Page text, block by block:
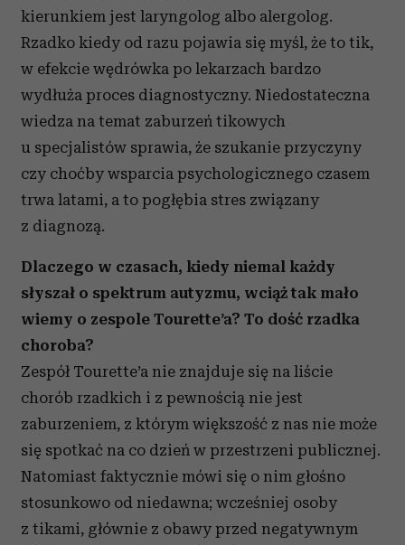
kierunkiem jest laryngolog albo alergolog.
Rzadko kiedy od razu pojawia się myśl, że to tik,
w efekcie wędrówka po lekarzach bardzo
wydłuża proces diagnostyczny. Niedostateczna
wiedza na temat zaburzeń tikowych
u specjalistów sprawia, że szukanie przyczyny
czy choćby wsparcia psychologicznego czasem
trwa latami, a to pogłębia stres związany
z diagnozą.
Dlaczego w czasach, kiedy niemal każdy
słyszał o spektrum autyzmu, wciąż tak mało
wiemy o zespole Tourette’a? To dość rzadka
choroba?
Zespół Tourette’a nie znajduje się na liście
chorób rzadkich i z pewnością nie jest
zaburzeniem, z którym większość z nas nie może
się spotkać na co dzień w przestrzeni publicznej.
Natomiast faktycznie mówi się o nim głośno
stosunkowo od niedawna; wcześniej osoby
z tikami, głównie z obawy przed negatywnym